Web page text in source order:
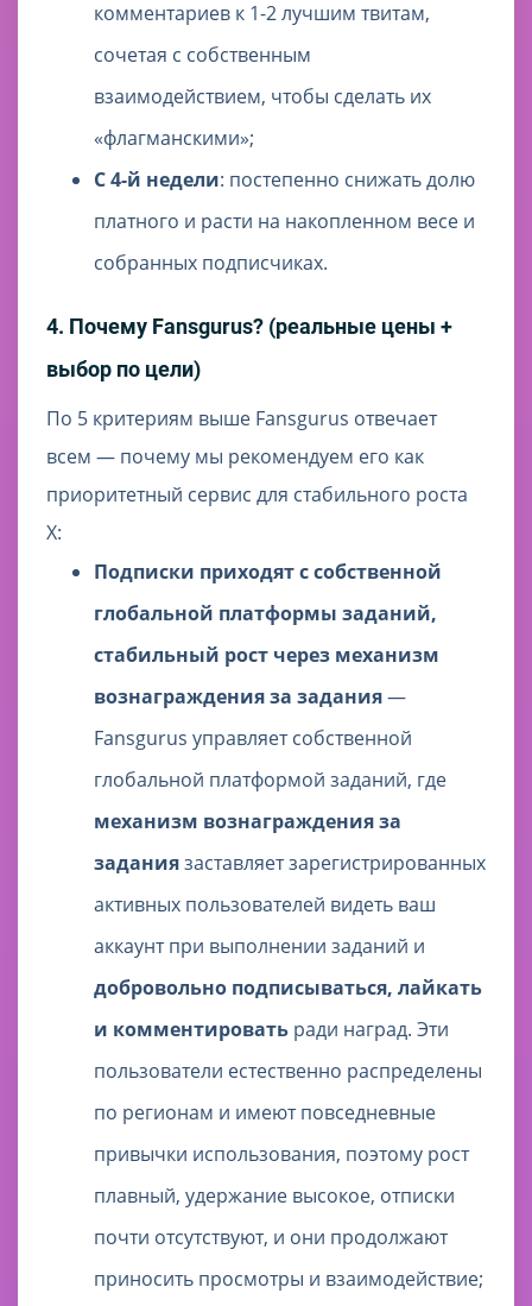
комментариев к 1-2 лучшим твитам,
сочетая с собственным
взаимодействием, чтобы сделать их
«флагманскими»;
С 4-й недели: постепенно снижать долю
платного и расти на накопленном весе и
собранных подписчиках.
4. Почему Fansgurus? (реальные цены +
выбор по цели)
По 5 критериям выше Fansgurus отвечает
всем — почему мы рекомендуем его как
приоритетный сервис для стабильного роста
X:
Подписки приходят с собственной
глобальной платформы заданий,
стабильный рост через механизм
вознаграждения за задания—
Fansgurus управляет собственной
глобальной платформой заданий, где
механизм вознаграждения за
заданиязаставляет зарегистрированных
активных пользователей видеть ваш
аккаунт при выполнении заданий и
добровольно подписываться, лайкать
и комментировать ради наград. Эти
пользователи естественно распределены
по регионам и имеют повседневные
привычки использования, поэтому рост
плавный, удержание высокое, отписки
почти отсутствуют, и они продолжают
приносить просмотры и взаимодействие;